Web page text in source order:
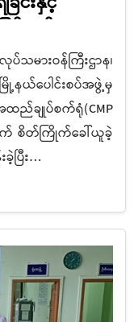
ျက်
ားဝန်ကြီးဌာန၊
ြို့နယ်ပေါင်းစပ်အဖွဲ့မှ
ထည်ချုပ်စက်ရုံ(CMP
စိတ်ကြိုက်ခေါ်ယူခဲ့
ပြီး…